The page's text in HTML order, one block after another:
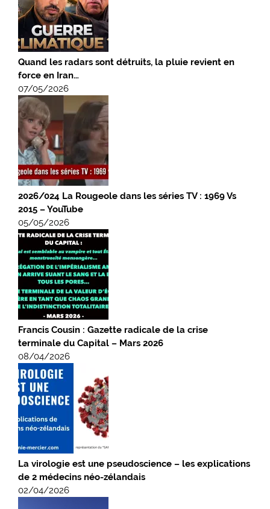
Quand les radars sont détruits, la pluie revient en
force en Iran…
07/05/2026
2026/024 La Rougeole dans les séries TV : 1969 Vs
2015 – YouTube
05/05/2026
Francis Cousin : Gazette radicale de la crise
terminale du Capital – Mars 2026
08/04/2026
La virologie est une pseudoscience – les explications
de 2 médecins néo-zélandais
02/04/2026